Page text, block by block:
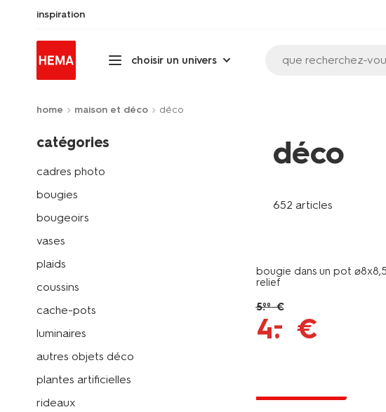
inspiration
choisir un univers que recherchez-
home maison et déco déco
catégories
cadres photo
bougies
bougeoirs
vases
plaids
coussins
cache-pots
luminaires
autres objets déco
plantes artificielles
rideaux
déco
652 articles
bougie dans un pot
relief
5.99 €
4.
– €